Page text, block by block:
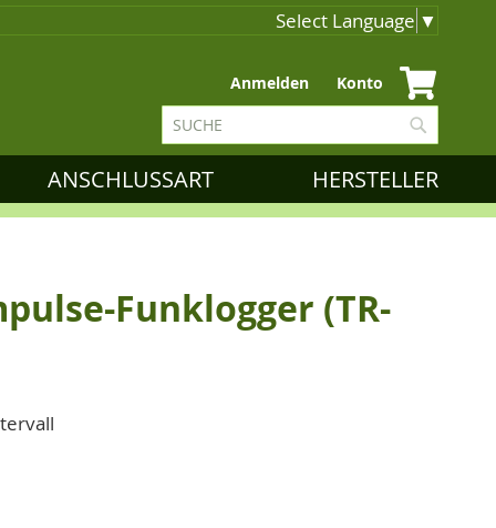
Select Language ▼
Zum
Inhalt
springen
Anmelden Konto
Suche
ANSCHLUSSART HERSTELLER
Funklogger (TR-